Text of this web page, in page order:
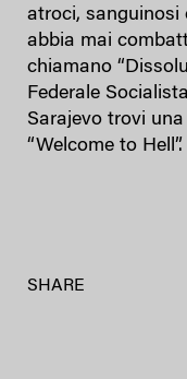
atroci, sanguinosi
abbia mai
chiamano
Federale
Sarajevo trovi
“Welcome to Hell”.
SHARE